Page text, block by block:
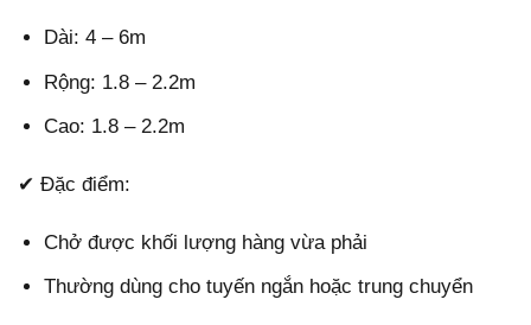
Dài: 4 – 6m
Rộng: 1.8 – 2.2m
Cao: 1.8 – 2.2m
✔ Đặc điểm:
Chở được khối lượng hàng vừa phải
Thường dùng cho tuyến ngắn hoặc trung chuyển